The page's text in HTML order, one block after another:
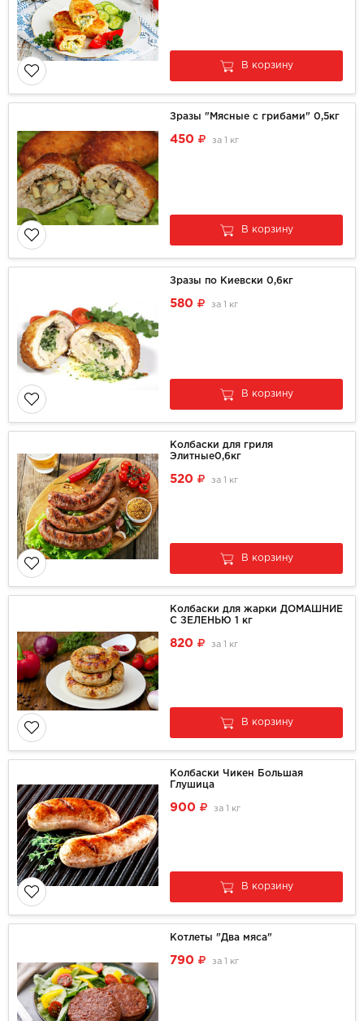
В корзину
Зразы "Мясные с грибами" 0,5кг
450 за 1 кг
В корзину
Зразы по Киевски 0,6кг
580 за 1 кг
В корзину
Колбаски для гриля
Элитные0,6кг
520 за 1 кг
В корзину
Колбаски для жарки ДОМАШНИЕ
С ЗЕЛЕНЬЮ 1 кг
820 за 1 кг
В корзину
Колбаски Чикен Большая
Глушица
900 за 1 кг
В корзину
Котлеты "Два мяса"
790 за 1 кг